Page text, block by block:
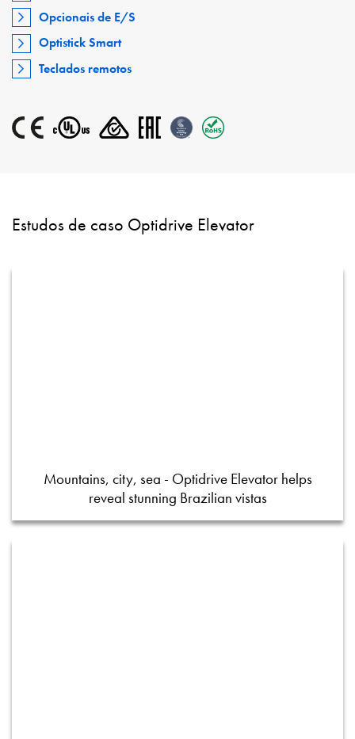
Opcionais de E/S
Optistick Smart
Teclados remotos
Estudos de caso Optidrive Elevator
Mountains, city, sea - Optidrive Elevator helps
reveal stunning Brazilian vistas